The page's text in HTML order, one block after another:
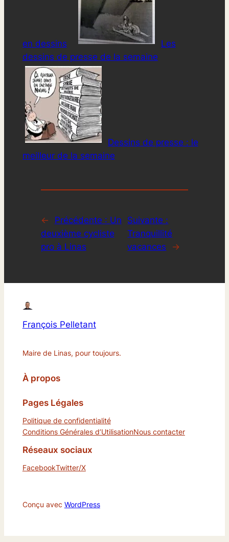
en dessins
Les
dessins de presse de la semaine
Dessins de presse : le
meilleur de la semaine
← Précédente : Un
deuxième cycliste
pro à Linas
Suivante :
Tranquillité
vacances
→
François Pelletant
Maire de Linas, pour toujours.
À propos
Pages Légales
Politique de confidentialité
Conditions Générales d’UtilisationNous contacter
Réseaux sociaux
FacebookTwitter/X
Conçu avec WordPress